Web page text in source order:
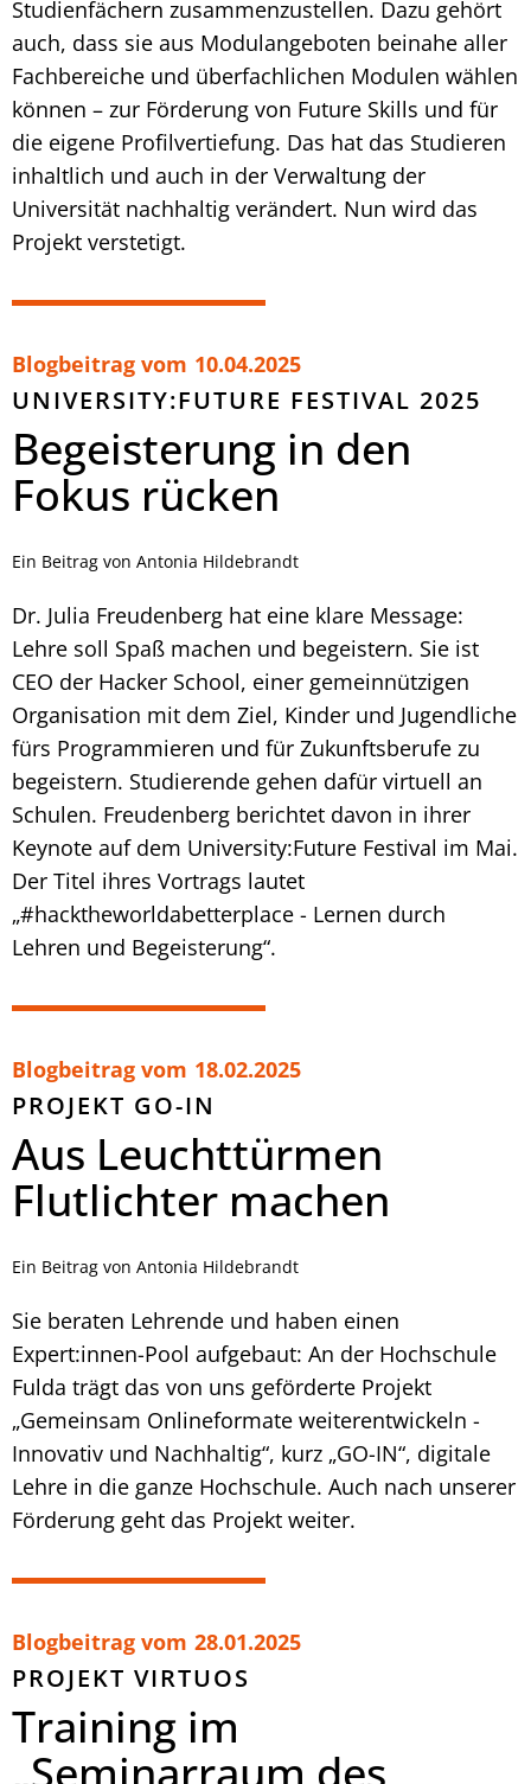
Studienfächern zusammenzustellen. Dazu gehört
auch, dass sie aus Modulangeboten beinahe aller
Fachbereiche und überfachlichen Modulen wählen
können – zur Förderung von Future Skills und für
die eigene Profilvertiefung. Das hat das Studieren
inhaltlich und auch in der Verwaltung der
Universität nachhaltig verändert. Nun wird das
Projekt verstetigt.
Blogbeitrag vom 10.04.2025
UNIVERSITY:FUTURE FESTIVAL 2025
Begeisterung in den
Fokus rücken
Ein Beitrag von Antonia Hildebrandt
Dr. Julia Freudenberg hat eine klare Message:
Lehre soll Spaß machen und begeistern. Sie ist
CEO der Hacker School, einer gemeinnützigen
Organisation mit dem Ziel, Kinder und Jugendliche
fürs Programmieren und für Zukunftsberufe zu
begeistern. Studierende gehen dafür virtuell an
Schulen. Freudenberg berichtet davon in ihrer
Keynote auf dem University:Future Festival im Mai.
Der Titel ihres Vortrags lautet
„#hacktheworldabetterplace - Lernen durch
Lehren und Begeisterung“.
Blogbeitrag vom 18.02.2025
PROJEKT GO-IN
Aus Leuchttürmen
Flutlichter machen
Ein Beitrag von Antonia Hildebrandt
Sie beraten Lehrende und haben einen
Expert:innen-Pool aufgebaut: An der Hochschule
Fulda trägt das von uns geförderte Projekt
„Gemeinsam Onlineformate weiterentwickeln -
Innovativ und Nachhaltig“, kurz „GO-IN“, digitale
Lehre in die ganze Hochschule. Auch nach unserer
Förderung geht das Projekt weiter.
Blogbeitrag vom 28.01.2025
PROJEKT VIRTUOS
Training im